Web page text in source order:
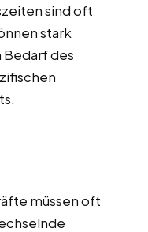
sind oft
stark
Bedarf des
müssen oft